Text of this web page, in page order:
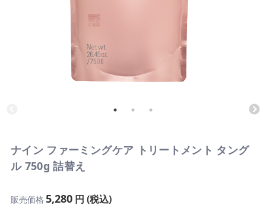
ナイン ファーミングケア トリートメント タング
ル 750g 詰替え
販売価格 5,280円 (税込)